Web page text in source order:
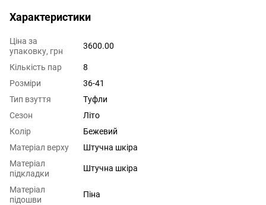
Характеристики
Ціна за
упаковку, грн
3600.00
Кількість пар
8
Розміри
36-41
Тип взуття
Туфли
Сезон
Літо
Колір
Бежевий
Матеріал верху
Штучна шкіра
Матеріал
підкладки
Штучна шкіра
Матеріал
підошви
Піна